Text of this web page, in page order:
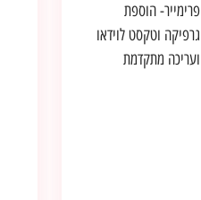
פרימייר- הוספת
גרפיקה וטקסט לוידאו
ועריכה מתקדמת